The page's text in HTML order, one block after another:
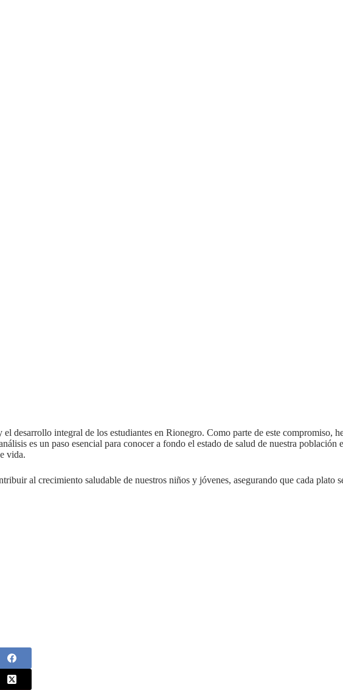
desarrollo integral de los estudiantes en Rionegro. Como parte de este compromiso,
es un paso esencial para conocer a fondo el estado de salud de nuestra
vida.
al crecimiento saludable de nuestros niños y jóvenes, asegurando que cada plato